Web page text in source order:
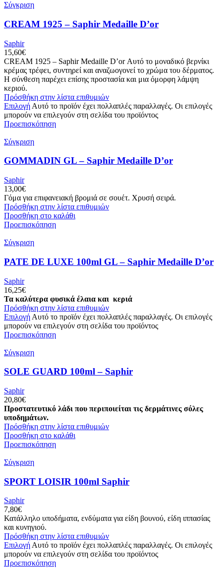
Σύγκριση
CREAM 1925 – Saphir Medaille D’or
Saphir
15,60€
CREAM 1925 – Saphir Medaille D’or Αυτό το μοναδικό βερνίκι
κρέμας τρέφει, συντηρεί και αναζωογονεί το χρώμα του δέρματος.
Η σύνθεση παρέχει επίσης προστασία και μια όμορφη λάμψη
κεριού.
Πρόσθήκη στην λίστα επιθυμιών
Επιλογή Αυτό το προϊόν έχει πολλαπλές παραλλαγές. Οι επιλογές
μπορούν να επιλεγούν στη σελίδα του προϊόντος
Προεπισκόπηση
Σύγκριση
GOMMADIN GL – Saphir Medaille D’or
Saphir
13,00€
Γόμα για επιφανειακή βρομιά σε σουέτ. Χρυσή σειρά.
Πρόσθήκη στην λίστα επιθυμιών
Προσθήκη στο καλάθι
Προεπισκόπηση
Σύγκριση
PATE DE LUXE 100ml GL – Saphir Medaille D’or
Saphir
16,25€
Τα καλύτερα φυσικά έλαια και κεριά
Πρόσθήκη στην λίστα επιθυμιών
Επιλογή Αυτό το προϊόν έχει πολλαπλές παραλλαγές. Οι επιλογές
μπορούν να επιλεγούν στη σελίδα του προϊόντος
Προεπισκόπηση
Σύγκριση
SOLE GUARD 100ml – Saphir
Saphir
20,80€
Προστατευτικό λάδι που περιποιείται τις δερμάτινες σόλες
υποδημάτων.
Πρόσθήκη στην λίστα επιθυμιών
Προσθήκη στο καλάθι
Προεπισκόπηση
Σύγκριση
SPORT LOISIR 100ml Saphir
Saphir
7,80€
Κατάλληλο υποδήματα, ενδύματα για είδη βουνού, είδη ιππασίας
και κυνηγιού.
Πρόσθήκη στην λίστα επιθυμιών
ΕπιλογήΑυτό το προϊόν έχει πολλαπλές παραλλαγές. Οι επιλογές
μπορούν να επιλεγούν στη σελίδα του προϊόντος
Προεπισκόπηση